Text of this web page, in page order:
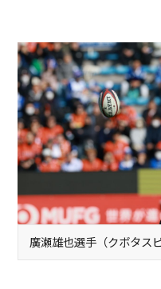
廣瀬雄也選手（クボタス